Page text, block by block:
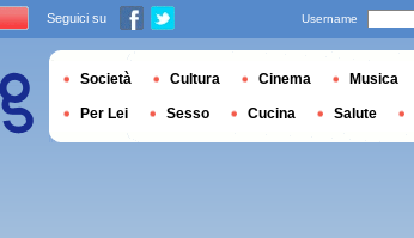
Seguici su Username
Società Cultura Cinema Musica
Per Lei Sesso Cucina Salute